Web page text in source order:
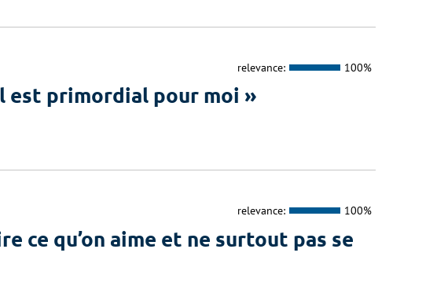
relevance: 100%
est primordial pour moi »
relevance: 100%
ce qu’on aime et ne surtout pas se